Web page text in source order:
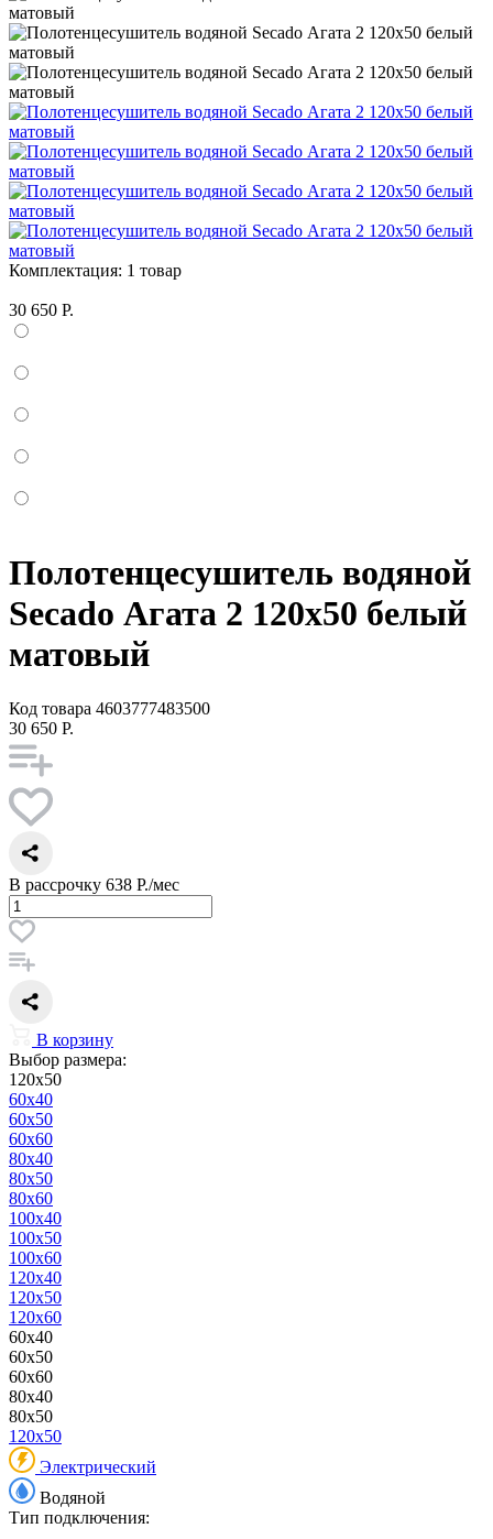
Комплектация: 1 товар
30 650 Р.
Полотенцесушитель водяной
Secado Агата 2 120x50 белый
матовый
Код товара 4603777483500
30 650 Р.
В рассрочку 638 Р./мес
В корзину
Выбор размера:
120x50
60x40
60x50
60x60
80x40
80x50
80x60
100x40
100x50
100x60
120x40
120x50
120x60
60x40
60x50
60x60
80x40
80x50
120x50
Электрический
Водяной
Тип подключения: